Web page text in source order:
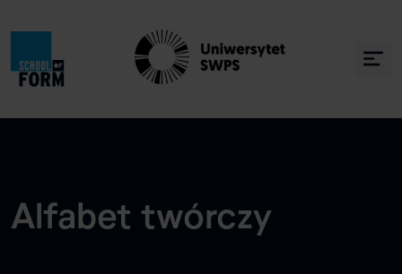
Alfabet twórczy